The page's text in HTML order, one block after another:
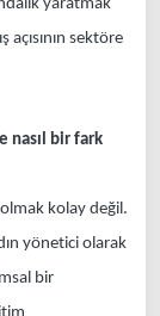
yaratmak
sektöre
nasıl bir fark
kolay değil.
yönetici olarak
bir